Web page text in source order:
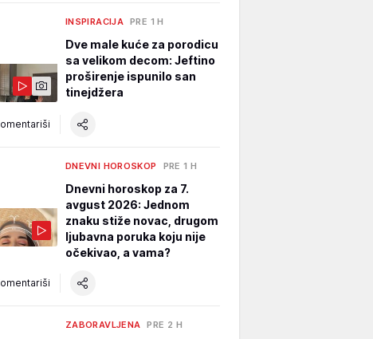
INSPIRACIJA PRE 1 H
Dve male kuće za porodicu
sa velikom decom: Jeftino
proširenje ispunilo san
tinejdžera
DNEVNI HOROSKOP PRE 1 H
Dnevni horoskop za 7.
avgust 2026: Jednom
znaku stiže novac, drugom
ljubavna poruka koju nije
očekivao, a vama?
ZABORAVLJENA PRE 2 H